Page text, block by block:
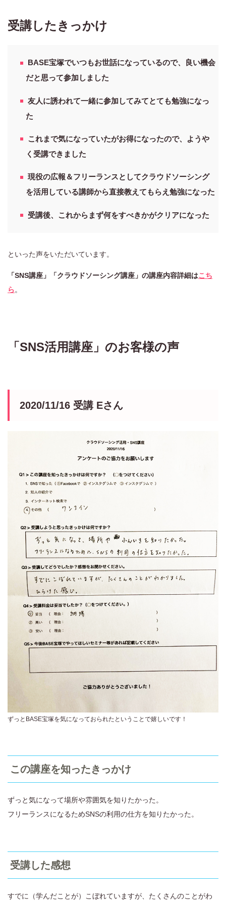
受講したきっかけ
BASE宝塚でいつもお世話になっているので、良い機会
だと思って参加しました
友人に誘われて一緒に参加してみてとても勉強になっ
た
これまで気になっていたがお得になったので、ようや
く受講できました
現役の広報＆フリーランスとしてクラウドソーシング
を活用している講師から直接教えてもらえ勉強になった
受講後、これからまず何をすべきかがクリアになった
といった声をいただいています。
「SNS講座」「クラウドソーシング講座」の講座内容詳細はこち
ら。
「SNS活用講座」のお客様の声
2020/11/16 受講 Eさん
ずっとBASE宝塚を気になっておられたということで嬉しいです！
この講座を知ったきっかけ
ずっと気になって場所や雰囲気を知りたかった。
フリーランスになるためSNSの利用の仕方を知りたかった。
受講した感想
すでに（学んだことが）こぼれていますが、たくさんのことがわ